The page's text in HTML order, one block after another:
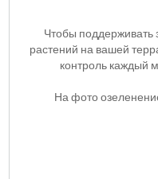
Чтобы поддерживать
растений на вашей
контроль каждый
На фото